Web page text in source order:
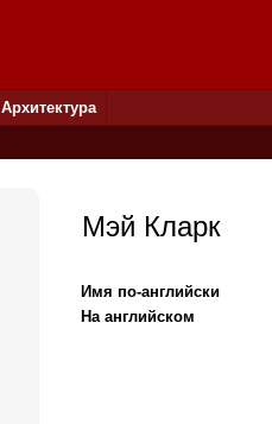
Архитектура
Мэй Кларк
Имя по-английски
На английском